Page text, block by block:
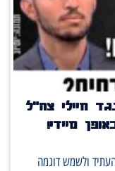
חיילי צה"ל
מיידי!
ולשמש דוגמה